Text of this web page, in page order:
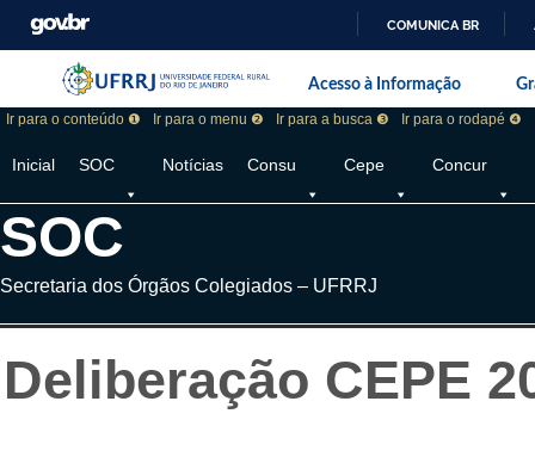
COMUNICA BR
Pular barra institucional
Barra institucional da Universidade
Acesso à Informação
Ir para o conteúdo ❶ Ir para o menu ❷ Ir para a busca ❸ Ir para o rodapé ❹
Inicial SOC Notícias Consu Cepe Concur
SOC
Secretaria dos Órgãos Colegiados – UFRRJ
Deliberação CEPE